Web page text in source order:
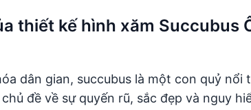
thiết kế hình xăm Succubus
dân gian, succubus là một con quỷ nổi
đề về sự quyến rũ, sắc đẹp và nguy